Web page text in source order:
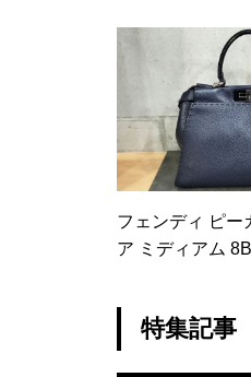
フェンディ ピー
ア ミディアム
特集記事